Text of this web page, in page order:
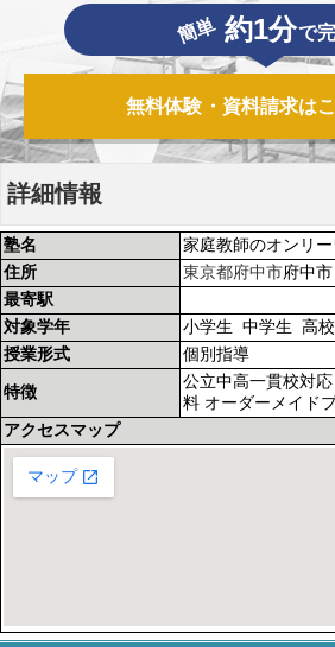
簡単 約1分で
無料体験・資料請求は
詳細情報
塾名
家庭教師のオンリ
住所
東京都府中市府中市
最寄駅
対象学年
小学生 中学生 高
授業形式
個別指導
特徴
公立中高一貫校対
料 オーダーメイド
アクセスマップ